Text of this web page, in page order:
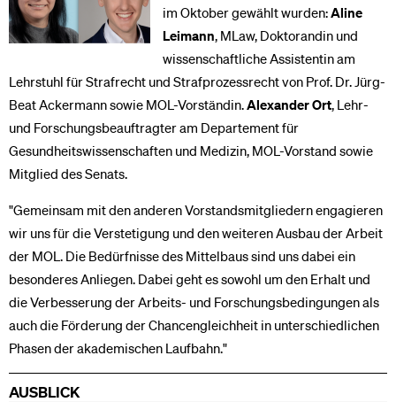
im Oktober gewählt wurden:Aline
Leimann, MLaw, Doktorandin und
wissenschaftliche Assistentin am
Lehrstuhl für Strafrecht und Strafprozessrecht von Prof. Dr. Jürg-
Beat Ackermann sowie MOL-Vorständin.Alexander Ort, Lehr-
und Forschungsbeauftragter am Departement für
Gesundheitswissenschaften und Medizin, MOL-Vorstand sowie
Mitglied des Senats.
"Gemeinsam mit den anderen Vorstandsmitgliedern engagieren
wir uns für die Verstetigung und den weiteren Ausbau der Arbeit
der MOL. Die Bedürfnisse des Mittelbaus sind uns dabei ein
besonderes Anliegen. Dabei geht es sowohl um den Erhalt und
die Verbesserung der Arbeits- und Forschungsbedingungen als
auch die Förderung der Chancengleichheit in unterschiedlichen
Phasen der akademischen Laufbahn."
AUSBLICK